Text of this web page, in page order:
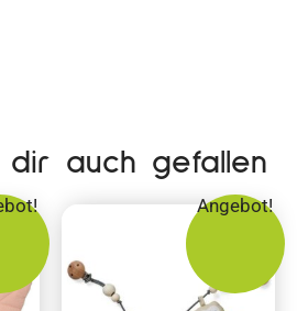
dir auch gefallen
Angebot!